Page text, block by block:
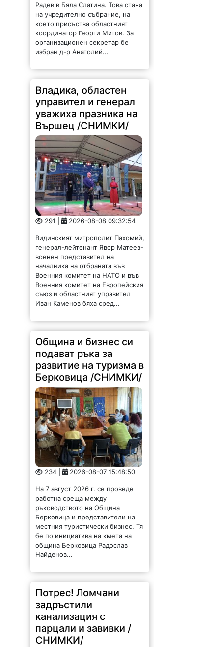
Радев в Бяла Слатина. Това стана
на учредително събрание, на
което присъства областният
координатор Георги Митов. За
организационен секретар бе
избран д-р Анатолий...
Владика, областен
управител и генерал
уважиха празника на
Вършец /СНИМКИ/
291 | 2026-08-08 09:32:54
Видинският митрополит Пахомий,
генерал-лейтенант Явор Матеев-
военен представител на
началника на отбраната във
Военния комитет на НАТО и във
Военния комитет на Европейския
съюз и областният управител
Иван Каменов бяха сред...
Община и бизнес си
подават ръка за
развитие на туризма в
Берковица /СНИМКИ/
234 | 2026-08-07 15:48:50
На 7 август 2026 г. се проведе
работна среща между
ръководството на Община
Берковица и представители на
местния туристически бизнес. Тя
бе по инициатива на кмета на
община Берковица Радослав
Найденов...
Потрес! Ломчани
задръстили
канализация с
парцали и завивки /
СНИМКИ/